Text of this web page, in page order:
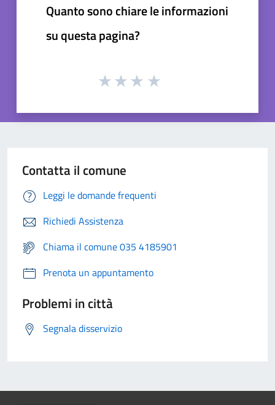
Quanto sono chiare le informazioni
su questa pagina?
Contatta il comune
Leggi le domande frequenti
Richiedi Assistenza
Chiama il comune 035 4185901
Prenota un appuntamento
Problemi in città
Segnala disservizio